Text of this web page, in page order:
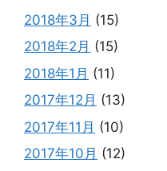
2018年3月 (15)
2018年2月 (15)
2018年1月 (11)
2017年12月 (13)
2017年11月 (10)
2017年10月 (12)